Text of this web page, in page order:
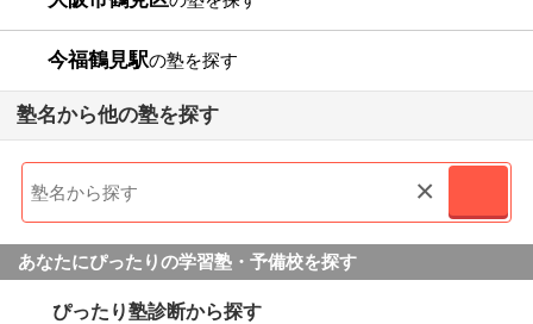
今福鶴見駅の塾を探す
塾名から他の塾を探す
×
あなたにぴったりの学習塾・予備校を探す
ぴったり塾診断から探す